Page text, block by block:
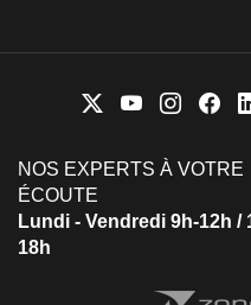
NOS EXPERTS À VOTRE
ÉCOUTE
Lundi - Vendredi 9h-12h /
18h